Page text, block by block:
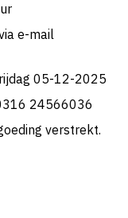
e-mail
05-12-2025
24566036
verstrekt.